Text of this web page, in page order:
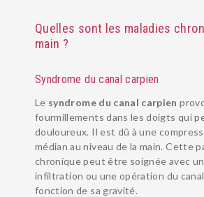
Quelles sont les maladies
main ?
Syndrome du canal carpien
Le syndrome du canal carpien
fourmillements dans les doigts qui
douloureux. Il est dû à une
médian au niveau de la main. Cette
chronique peut être soignée avec
infiltration ou une opération du
fonction de sa gravité.